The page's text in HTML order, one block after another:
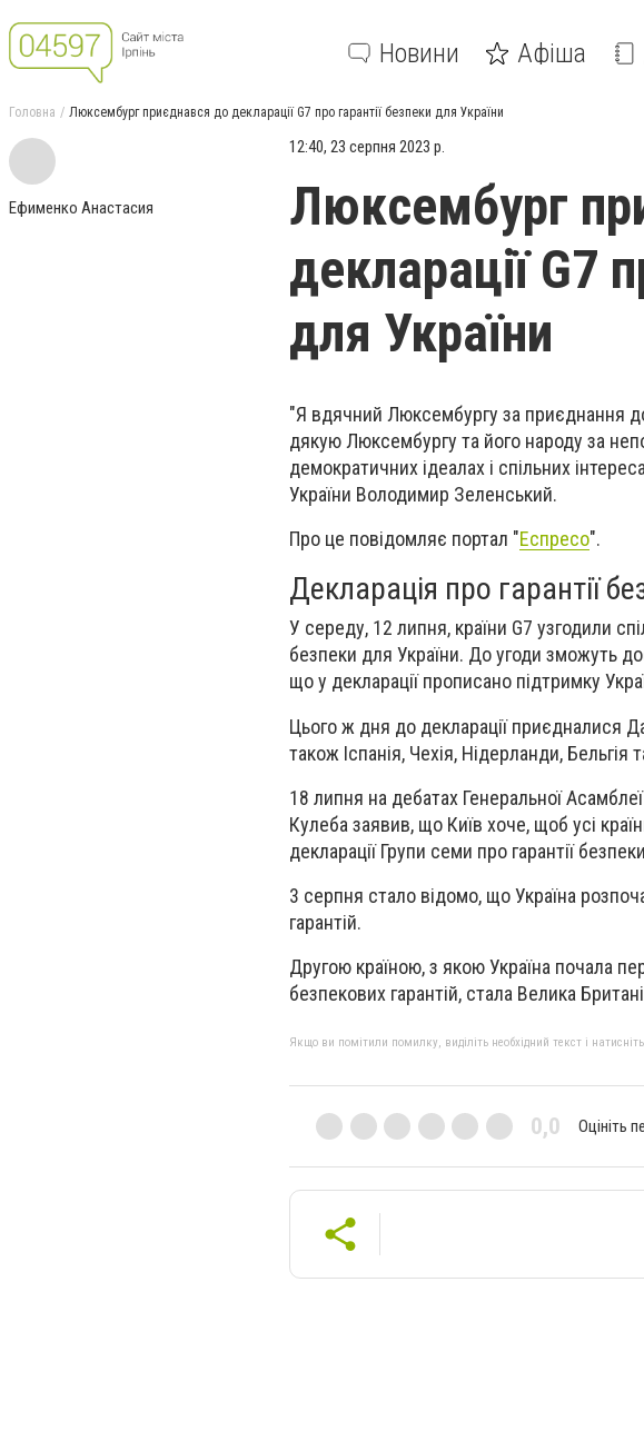
Новини Афіша
Головна Люксембург приєднався до декларації G7 про гарантії безпеки для України
Ефименко Анастасия
12:40, 23 серпня 2023 р.
Люксембург
декларації G7
для України
"Я вдячний Люксембургу за приєднання до
дякую Люксембургу та його народу за
демократичних ідеалах і спільних
України Володимир Зеленський.
Про це повідомляє портал "Еспресо".
Декларація про гарантії
У середу, 12 липня, країни G7 узгодили
безпеки для України. До угоди зможуть
що у декларації прописано підтримку
Цього ж дня до декларації приєдналися
також Іспанія, Чехія, Нідерланди, Бельгія
18 липня на дебатах Генеральної
Кулеба заявив, що Київ хоче, щоб усі
декларації Групи семи про гарантії
3 серпня стало відомо, що Україна
гарантій.
Другою країною, з якою Україна почала
безпекових гарантій, стала Велика
Якщо ви помітили помилку, виділіть необхідний текст і
0,0 Оцініть